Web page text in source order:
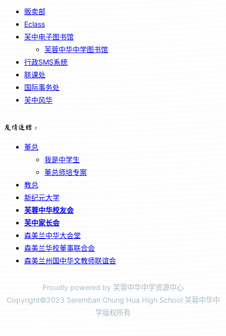
贩卖部
Eclass
芙中电子图书馆
芙蓉中华中学图书馆
行政SMS系统
联课处
国际事务处
芙中风华
友情连结：
董总
我是中学生
董总师培专案
教总
新纪元大学
芙蓉中华校友会
芙中家长会
森美兰中华大会堂
森美兰华校董事联合会
森美兰州国中华文教师联谊会
Proudly powered by 芙蓉中华中学资源中心
Copyright©2023 Seremban Chung Hua High School 芙蓉中华中
学版权所有